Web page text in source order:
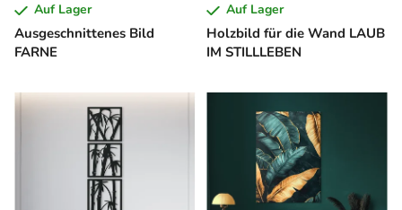
Ausgeschnittenes Bild
FARNE
Auf Lager
Holzbild für die Wand LAUB
IM STILLLEBEN
Auf Lager